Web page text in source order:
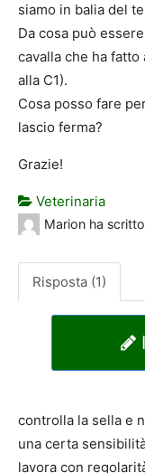
siamo in balia del
Da cosa può
cavalla che ha
alla C1).
Cosa posso fare
lascio ferma?
Grazie!
Veterinaria
Marion ha scritto
Risposta (1)
controlla la sella e
una certa
lavora con